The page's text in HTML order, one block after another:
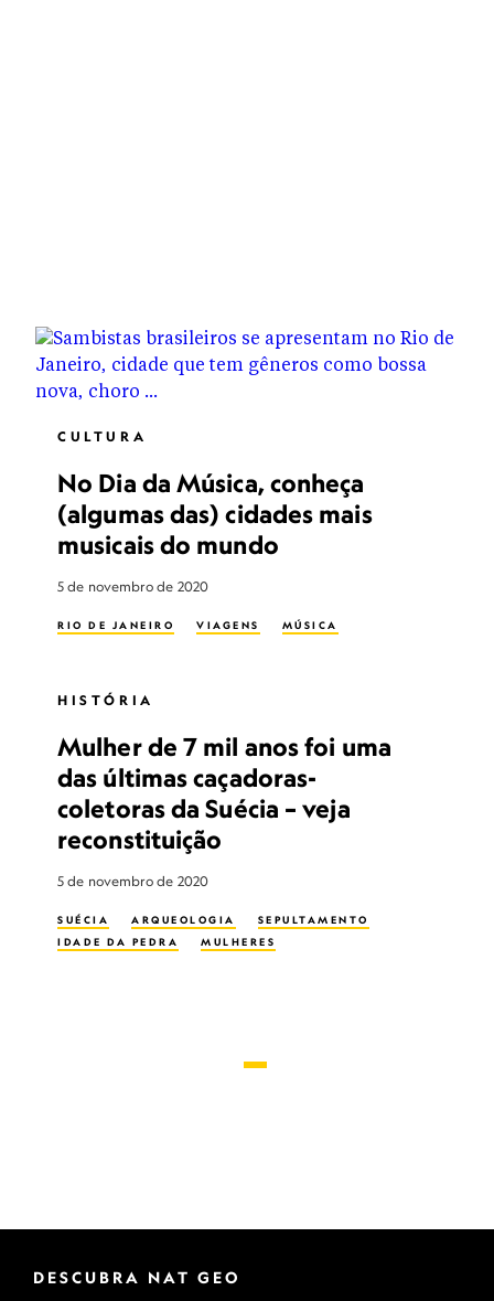
CULTURA
No Dia da Música, conheça
(algumas das) cidades mais
musicais do mundo
5 de novembro de 2020
RIO DE JANEIRO VIAGENS MÚSICA
HISTÓRIA
Mulher de 7 mil anos foi uma
das últimas caçadoras-
coletoras da Suécia – veja
reconstituição
5 de novembro de 2020
SUÉCIA ARQUEOLOGIA
SEPULTAMENTO
IDADE DA PEDRA
MULHERES
DESCUBRA NAT GEO